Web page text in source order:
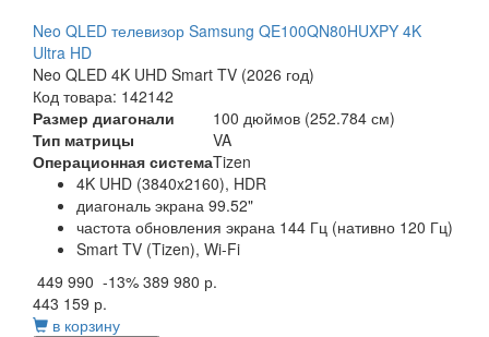
Neo QLED телевизор Samsung QE100QN80HUXPY 4K
Ultra HD
Neo QLED 4K UHD Smart TV (2026 год)
Код товара: 142142
Размер диагонали
100 дюймов (252.784 см)
Тип матрицы
VA
Операционная системаTizen
4K UHD (3840x2160), HDR
диагональ экрана 99.52"
частота обновления экрана 144 Гц (нативно 120 Гц)
Smart TV (Tizen), Wi-Fi
449 990 -13% 389 980 р.
443 159 р.
в корзину